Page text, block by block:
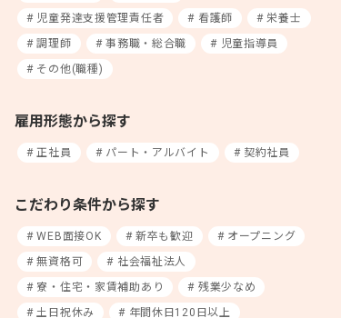
児童発達支援管理責任者
看護師
栄養士
調理師
事務職・総合職
児童指導員
その他(職種)
雇用形態から探す
正社員 パート・アルバイト 契約社員
こだわり条件から探す
WEB面接OK 新卒も歓迎
オープニング
無資格可
社会福祉法人
寮・住宅・家賃補助あり
残業少なめ
土日祝休み
年間休日120日以上